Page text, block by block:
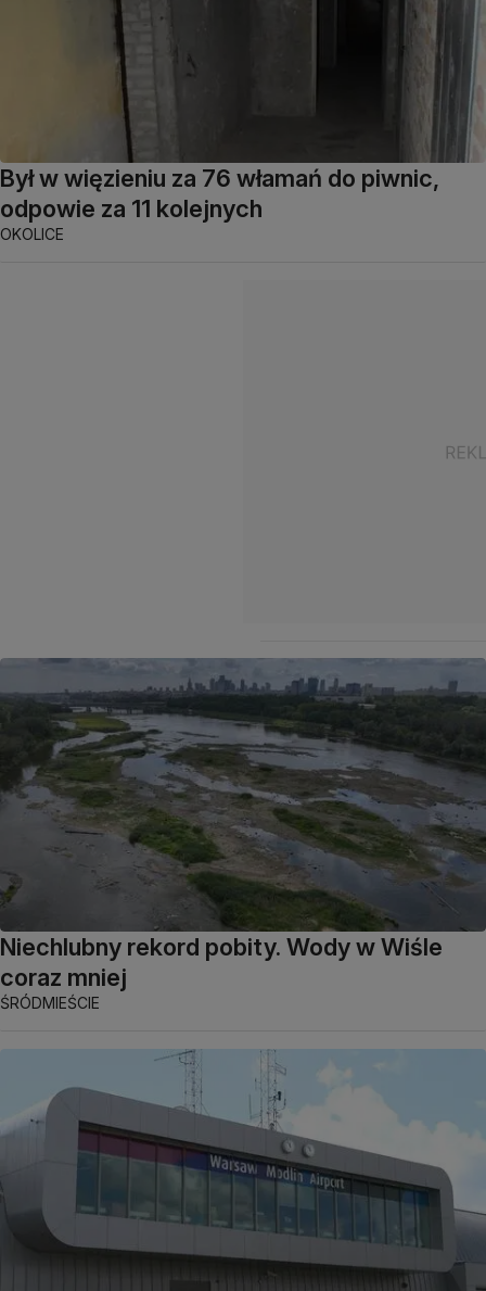
Był w więzieniu za 76 włamań do piwnic,
odpowie za 11 kolejnych
OKOLICE
Niechlubny rekord pobity. Wody w Wiśle
coraz mniej
ŚRÓDMIEŚCIE